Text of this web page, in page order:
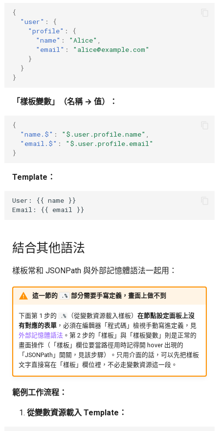
{
"user" :
{
"profile" :
{
"name" : "Alice" ,
"email" :
"alice@example.com"
}
}
}
「樣板變數」（名稱 → 值）：
{
"name.$" : "$.user.profile.name" ,
"email.$" :
"$.user.profile.email"
}
Template：
User: {{ name }}
結合其他語法
樣板常和 JSONPath 與外部記憶體語法一起用：
這一節的 .% 部分需要手寫定義，畫面上做不到
下面第 1 步的 .% （從變數資源載入樣板） 在節點設定面板上沒
有對應的表單 ，必須在編輯器「程式碼」檢視手動寫進定義，見
外部記憶體語法 。第 2 步的「樣板」與「樣板變數」則是正常的
畫面操作（「樣板」欄位要當路徑用時記得開 hover 出現的
「JSONPath」開關，見該步驟）。只用介面的話，可以先把樣板
文字直接寫在「樣板」欄位裡，不必走變數資源這一段。
範例工作流程：
從變數資源載入 Template：